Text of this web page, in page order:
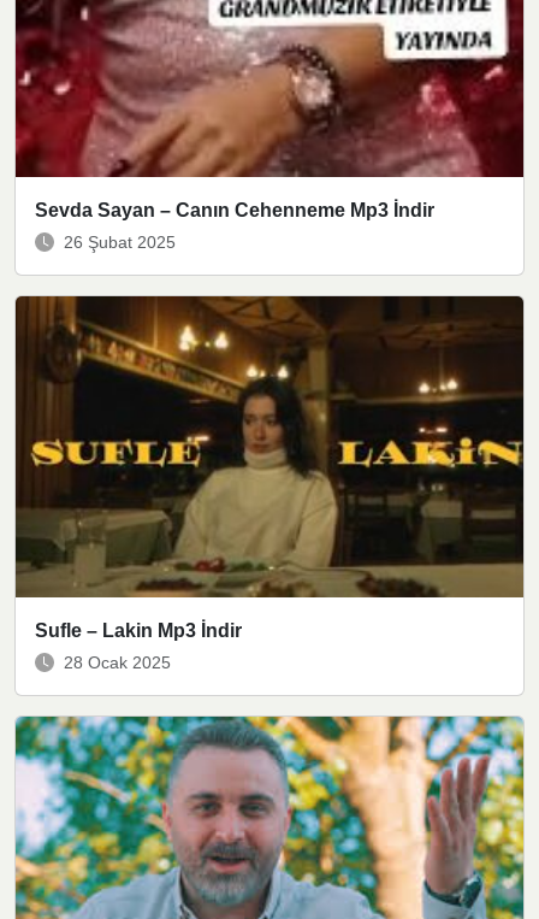
Sevda Sayan – Canın Cehenneme Mp3 İndir
26 Şubat 2025
Sufle – Lakin Mp3 İndir
28 Ocak 2025